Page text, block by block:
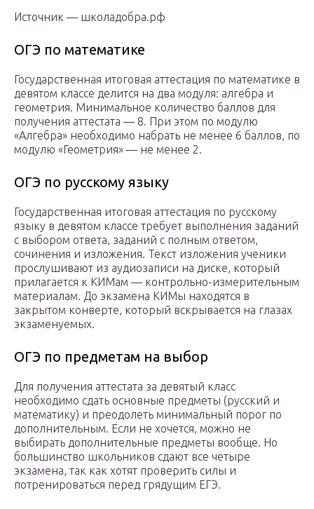
Источник — школадобра.рф‍
ОГЭ по математике
Государственная итоговая аттестация по математике в
девятом классе делится на два модуля: алгебра и
геометрия. Минимальное количество баллов для
получения аттестата — 8. При этом по модулю
«Алгебра» необходимо набрать не менее 6 баллов, по
модулю «Геометрия» — не менее 2.
ОГЭ по русскому языку
Государственная итоговая аттестация по русскому
языку в девятом классе требует выполнения заданий
с выбором ответа, заданий с полным ответом,
сочинения и изложения. Текст изложения ученики
прослушивают из аудиозаписи на диске, который
прилагается к КИМам — контрольно-измерительным
материалам. До экзамена КИМы находятся в
закрытом конверте, который вскрывается на глазах
экзаменуемых.
ОГЭ по предметам на выбор
Для получения аттестата за девятый класс
необходимо сдать основные предметы (русский и
математику) и преодолеть минимальный порог по
дополнительным. Если не хочется, можно не
выбирать дополнительные предметы вообще. Но
большинство школьников сдают все четыре
экзамена, так как хотят проверить силы и
потренироваться перед грядущим ЕГЭ.